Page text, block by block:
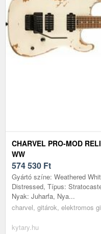
CHARVEL PRO-MOD
WW
574 530 Ft
Gyártó színe: Weathered
Distressed, Típus:
Nyak: Juharfa, Nya...
charvel, gitárok, elektromos
kytary.hu